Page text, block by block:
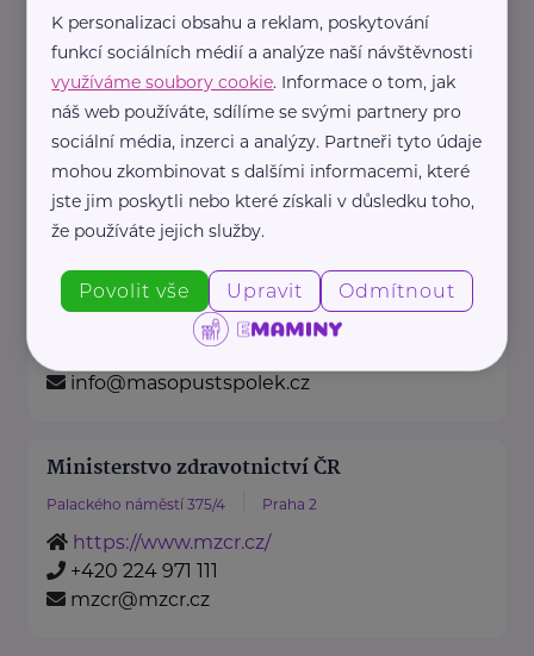
https://www.kolpingsmecno.cz/
+420 777 558 778
ludmila.janzurova@kolpingsmecno.cz
náměstí Dr. Beneše Chomutov
www.cafe-atrium.cz
info@masopustspolek.cz
Ministerstvo zdravotnictví ČR
Palackého náměstí 375/4 Praha 2
https://www.mzcr.cz/
+420 224 971 111
mzcr@mzcr.cz
K personalizaci obsahu a reklam, poskytování
funkcí sociálních médií a analýze naší návštěvnosti
využíváme soubory cookie. Informace o tom, jak
náš web používáte, sdílíme se svými partnery pro
sociální média, inzerci a analýzy. Partneři tyto údaje
mohou zkombinovat s dalšími informacemi, které
jste jim poskytli nebo které získali v důsledku toho,
že používáte jejich služby.
Povolit vše Upravit Odmítnout